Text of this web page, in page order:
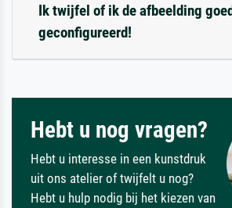
Ik twijfel of ik de afbeelding
geconfigureerd!
Hebt u nog vragen?
Hebt u interesse in een kunstdruk
uit ons atelier of twijfelt u nog?
Hebt u hulp nodig bij het kiezen van